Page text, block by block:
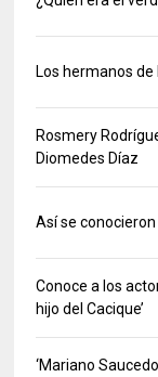
Los hermanos de
Rosmery
Diomedes Díaz
Así se
Conoce a los
hijo del Cacique’
‘Mariano